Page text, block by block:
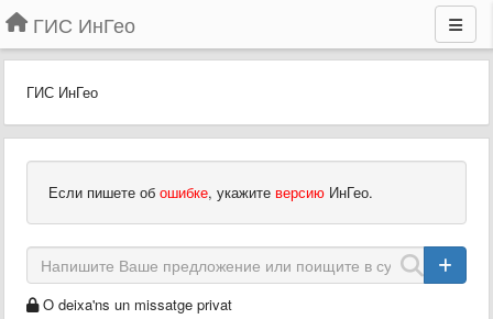
ГИС ИнГео
ГИС ИнГео
Если пишете об ошибке, укажите версию ИнГео.
O deixa'ns un missatge privat